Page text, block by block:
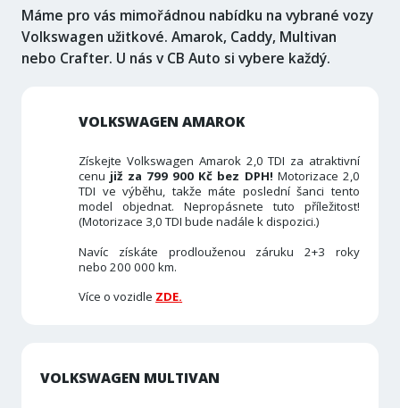
Máme pro vás mimořádnou nabídku na vybrané vozy
Volkswagen užitkové. Amarok, Caddy, Multivan
nebo Crafter. U nás v CB Auto si vybere každý.
VOLKSWAGEN AMAROK
Získejte Volkswagen Amarok 2,0 TDI za atraktivní
cenu již za 799 900 Kč bez DPH! Motorizace 2,0
TDI ve výběhu, takže máte poslední šanci tento
model objednat. Nepropásnete tuto příležitost!
(Motorizace 3,0 TDI bude nadále k dispozici.)
Navíc získáte prodlouženou záruku 2+3 roky
nebo 200 000 km.
Více o vozidle ZDE.
VOLKSWAGEN MULTIVAN